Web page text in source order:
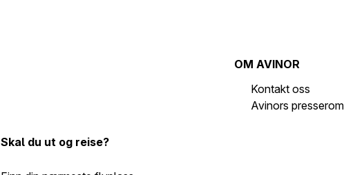
OM AVINOR
Kontakt oss
Avinors presserom
Skal du ut og reise?